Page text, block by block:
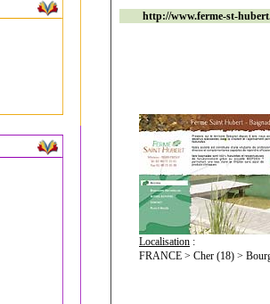
http://www.ferme-st-
Localisation :
FRANCE > Cher (18) >